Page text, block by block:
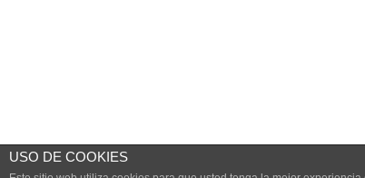
USO DE COOKIES